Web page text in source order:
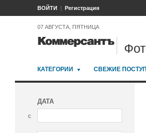
ВОЙТИ Регистрация
07 АВГУСТА, ПЯТНИЦА
КАТЕГОРИИ СВЕЖИЕ
ДАТА
с